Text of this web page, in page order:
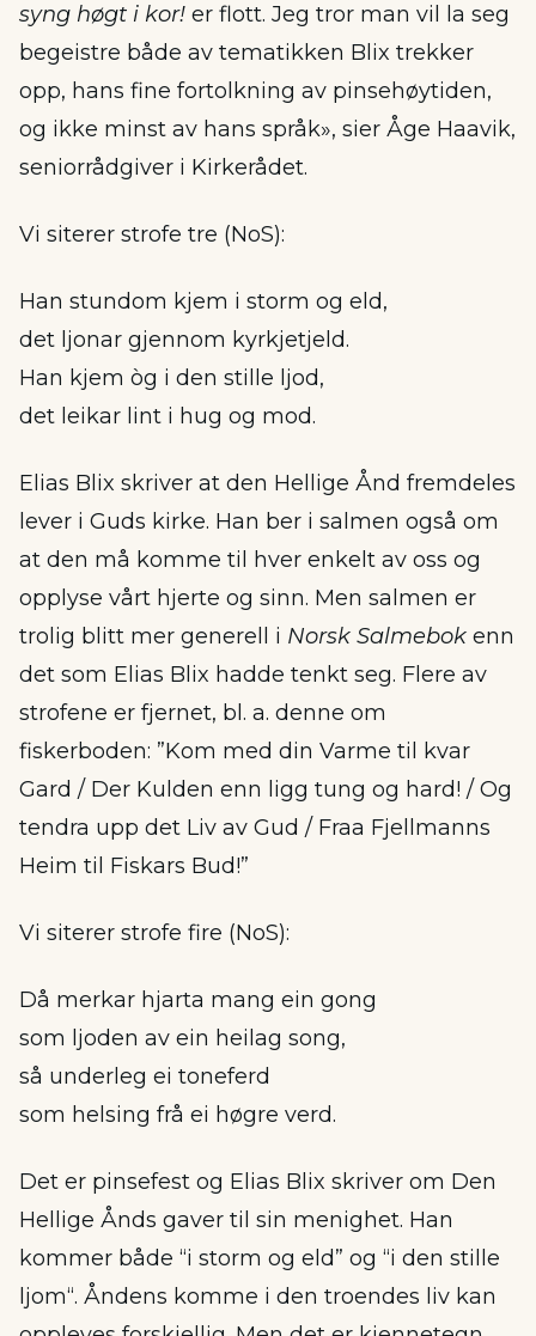
syng høgt i kor! er flott. Jeg tror man vil la seg
begeistre både av tematikken Blix trekker
opp, hans fine fortolkning av pinsehøytiden,
og ikke minst av hans språk», sier Åge Haavik,
seniorrådgiver i Kirkerådet.
Vi siterer strofe tre (NoS):
Han stundom kjem i storm og eld,
det ljonar gjennom kyrkjetjeld.
Han kjem òg i den stille ljod,
det leikar lint i hug og mod.
Elias Blix skriver at den Hellige Ånd fremdeles
lever i Guds kirke. Han ber i salmen også om
at den må komme til hver enkelt av oss og
opplyse vårt hjerte og sinn. Men salmen er
trolig blitt mer generell i Norsk Salmebok enn
det som Elias Blix hadde tenkt seg. Flere av
strofene er fjernet, bl. a. denne om
fiskerboden: ”Kom med din Varme til kvar
Gard / Der Kulden enn ligg tung og hard! / Og
tendra upp det Liv av Gud / Fraa Fjellmanns
Heim til Fiskars Bud!”
Vi siterer strofe fire (NoS):
Då merkar hjarta mang ein gong
som ljoden av ein heilag song,
så underleg ei toneferd
som helsing frå ei høgre verd.
Det er pinsefest og Elias Blix skriver om Den
Hellige Ånds gaver til sin menighet. Han
kommer både “i storm og eld” og “i den stille
ljom“. Åndens komme i den troendes liv kan